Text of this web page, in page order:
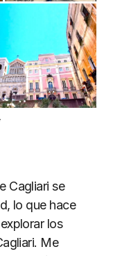
Cagliari se
lo que hace
los
Me